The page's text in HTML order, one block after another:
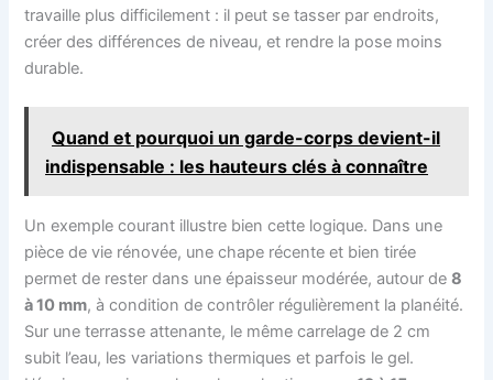
travaille plus difficilement : il peut se tasser par endroits,
créer des différences de niveau, et rendre la pose moins
durable.
Quand et pourquoi un garde-corps devient-il
indispensable : les hauteurs clés à connaître
Un exemple courant illustre bien cette logique. Dans une
pièce de vie rénovée, une chape récente et bien tirée
permet de rester dans une épaisseur modérée, autour de8
à 10 mm, à condition de contrôler régulièrement la planéité.
Sur une terrasse attenante, le même carrelage de 2 cm
subit l’eau, les variations thermiques et parfois le gel.